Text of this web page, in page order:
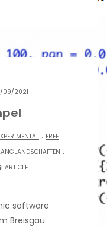
09/2021
. FREE
.
ARTICLE
software
Breisgau